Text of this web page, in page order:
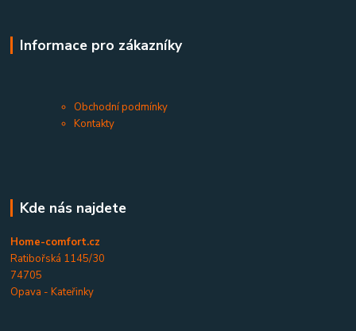
Informace pro zákazníky
Obchodní podmínky
Kontakty
Kde nás najdete
Home-comfort.cz
Ratibořská 1145/30
74705
Opava - Kateřinky